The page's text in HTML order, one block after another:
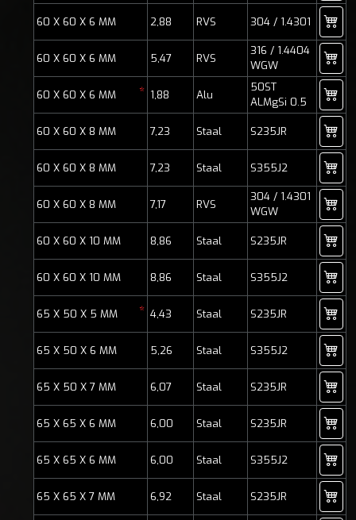
60 X 60 X 6 MM 2,88 RVS 304 / 1.4301
60 X 60 X 6 MM 5,47 RVS
316 / 1.4404
WGW
60 X 60 X 6 MM * 1,88 Alu
50ST
ALMgSi 0.5
60 X 60 X 8 MM 7,23 Staal S235JR
60 X 60 X 8 MM 7,23 Staal S355J2
60 X 60 X 8 MM 7,17 RVS
304 / 1.4301
WGW
60 X 60 X 10 MM 8,86 Staal S235JR
60 X 60 X 10 MM 8,86 Staal S355J2
65 X 50 X 5 MM * 4,43 Staal S235JR
65 X 50 X 6 MM 5,26 Staal S355J2
65 X 50 X 7 MM 6,07 Staal S235JR
65 X 65 X 6 MM 6,00 Staal S235JR
65 X 65 X 6 MM 6,00 Staal S355J2
65 X 65 X 7 MM 6,92 Staal S235JR